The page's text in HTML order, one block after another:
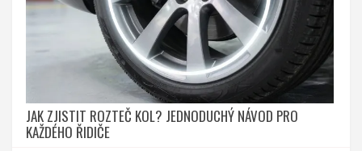
JAK ZJISTIT ROZTEČ KOL? JEDNODUCHÝ NÁVOD PRO
KAŽDÉHO ŘIDIČE